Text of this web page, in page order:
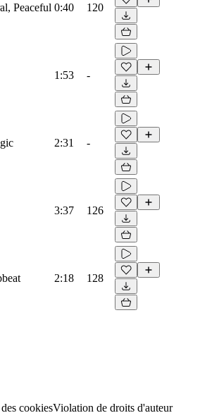
Peaceful 0:40 120
1:53 -
2:31 -
3:37 126
2:18 128
cookiesViolation de droits d'auteur